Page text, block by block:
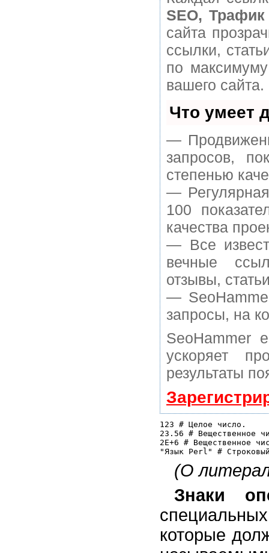
SEO,
сайта
ссылки,
по
вашего сайта.
Что умеет
—
запросов,
степенью
—
100
качества
— Все
вечные
отзывы,
—
запросы, на
SeoHammer
ускоряет
результаты
123 # Целое число.
23.56 # Вещественное
2Е+6 # Вещественное
(О
Знаки
которые